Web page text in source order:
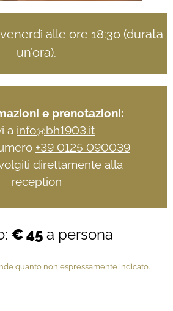
alle ore 18:30 (durata
un’ora).
e prenotazioni:
a info@bh1903.it
+39 0125 090039
direttamente alla
reception
€ 45 a persona
quanto non espressamente indicato.